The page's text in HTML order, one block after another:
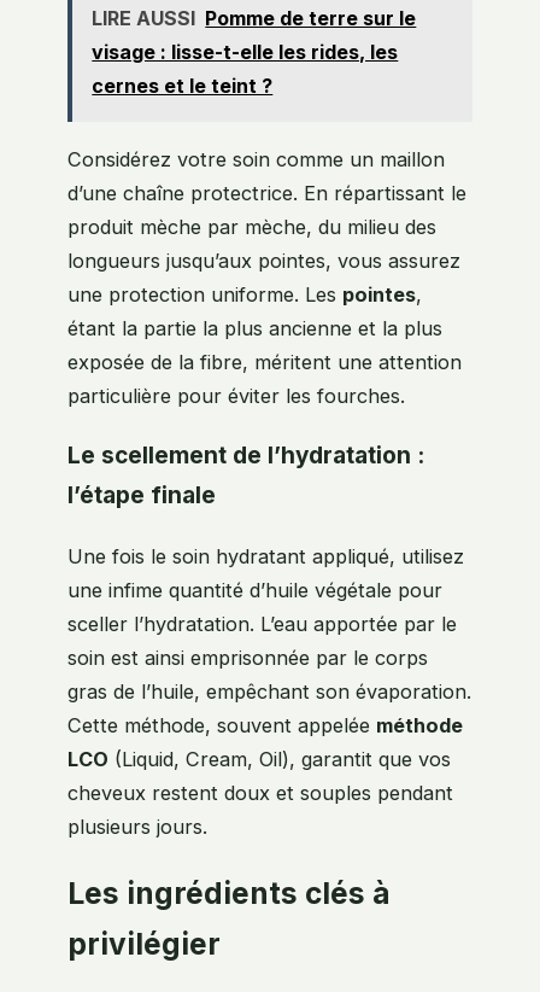
LIRE AUSSI Pomme de terre sur le
visage : lisse-t-elle les rides, les
cernes et le teint ?
Considérez votre soin comme un maillon
d’une chaîne protectrice. En répartissant le
produit mèche par mèche, du milieu des
longueurs jusqu’aux pointes, vous assurez
une protection uniforme. Les pointes,
étant la partie la plus ancienne et la plus
exposée de la fibre, méritent une attention
particulière pour éviter les fourches.
Le scellement de l’hydratation :
l’étape finale
Une fois le soin hydratant appliqué, utilisez
une infime quantité d’huile végétale pour
sceller l’hydratation. L’eau apportée par le
soin est ainsi emprisonnée par le corps
gras de l’huile, empêchant son évaporation.
Cette méthode, souvent appelée méthode
LCO (Liquid, Cream, Oil), garantit que vos
cheveux restent doux et souples pendant
plusieurs jours.
Les ingrédients clés à
privilégier